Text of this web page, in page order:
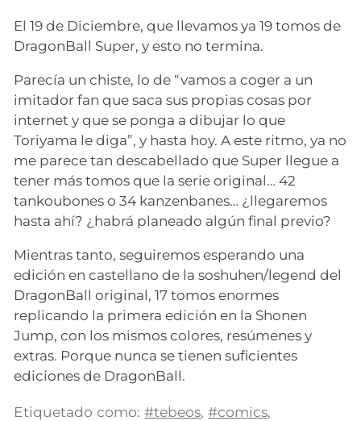
El 19 de Diciembre, que llevamos ya 19 tomos de
DragonBall Super, y esto no termina.
Parecía un chiste, lo de “vamos a coger a un
imitador fan que saca sus propias cosas por
internet y que se ponga a dibujar lo que
Toriyama le diga”, y hasta hoy. A este ritmo, ya no
me parece tan descabellado que Super llegue a
tener más tomos que la serie original… 42
tankoubones o 34 kanzenbanes… ¿llegaremos
hasta ahí? ¿habrá planeado algún final previo?
Mientras tanto, seguiremos esperando una
edición en castellano de la soshuhen/legend del
DragonBall original, 17 tomos enormes
replicando la primera edición en la Shonen
Jump, con los mismos colores, resúmenes y
extras. Porque nunca se tienen suficientes
ediciones de DragonBall.
Etiquetado como: #tebeos,#comics,